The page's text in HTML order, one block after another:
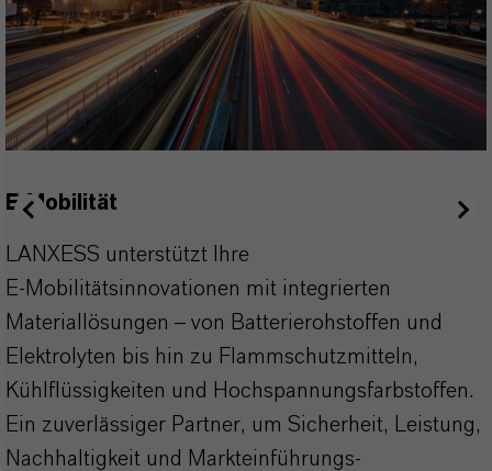
E-Mobilität
LANXESS unterstützt Ihre
E‑Mobilitätsinnovationen mit integrierten
Materiallösungen – von Batterierohstoffen und
Elektrolyten bis hin zu Flammschutzmitteln,
Kühlflüssigkeiten und Hochspannungsfarbstoffen.
Ein zuverlässiger Partner, um Sicherheit, Leistung,
Nachhaltigkeit und Markteinführungs­